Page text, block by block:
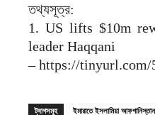
তথ্যসূত্র:
1. US lifts $10m
leader Haqqani
– https://tinyurl.com/
ট্যাগসমূহ ইমারাতে ইসলামিয়া আফগানিস্তান